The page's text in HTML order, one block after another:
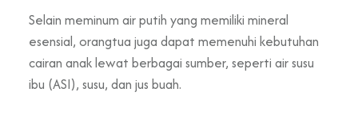
Selain meminum air putih yang memiliki mineral
esensial, orangtua juga dapat memenuhi kebutuhan
cairan anak lewat berbagai sumber, seperti air susu
ibu (ASI), susu, dan jus buah.